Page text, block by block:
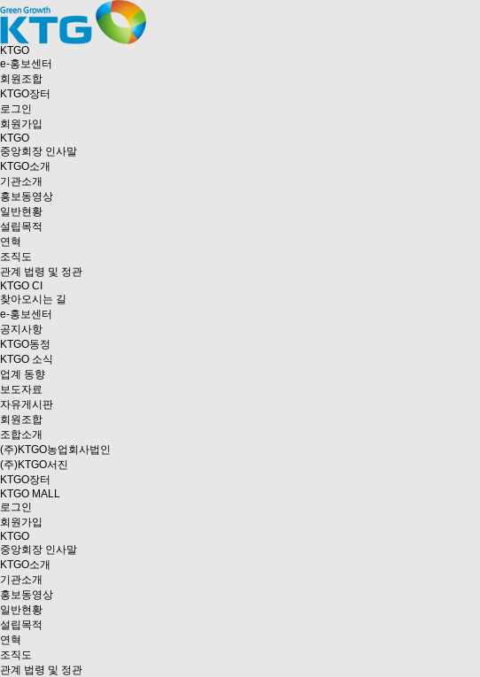
KTGO
e-홍보센터
회원조합
KTGO장터
로그인
회원가입
KTGO
중앙회장 인사말
KTGO소개
기관소개
홍보동영상
일반현황
설립목적
연혁
조직도
관계 법령 및 정관
KTGO CI
찾아오시는 길
e-홍보센터
공지사항
KTGO동정
KTGO 소식
업계 동향
보도자료
자유게시판
회원조합
조합소개
(주)KTGO농업회사법인
(주)KTGO서진
KTGO장터
KTGO MALL
로그인
회원가입
KTGO
중앙회장 인사말
KTGO소개
기관소개
홍보동영상
일반현황
설립목적
연혁
조직도
관계 법령 및 정관